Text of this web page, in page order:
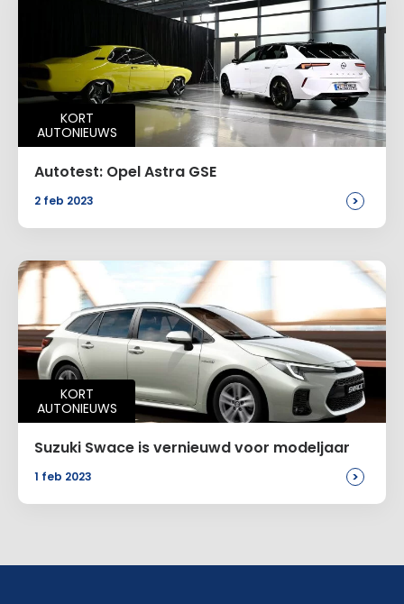
KORT
AUTONIEUWS
Autotest: Opel Astra GSE
2 feb 2023 >
KORT
AUTONIEUWS
Suzuki Swace is vernieuwd voor modeljaar
1 feb 2023 >